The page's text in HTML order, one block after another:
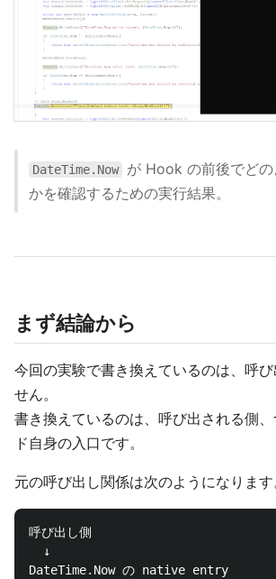
DateTime.Now
が Hook の前後でど
かを確認するための実行結果。
まず結論から
今回の実験で書き換えているのは、呼
せん。
書き換えているのは、呼び出される側
ド自身の入口です。
元の呼び出し関係は次のようになります
呼び出し側
  ↓
DateTime.Now の native entry